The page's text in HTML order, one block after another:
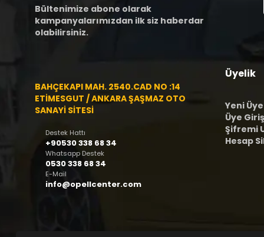
Bültenimize abone olarak
kampanyalarımızdan ilk siz haberdar
olabilirsiniz.
BAHÇEKAPI MAH. 2540.CAD NO :14
ETİMESGUT / ANKARA ŞAŞMAZ OTO
SANAYİ SİTESİ
Destek Hattı
+90530 338 68 34
Whatsapp Destek
0530 338 68 34
E-Mail
info@opellcenter.com
Üyelik
Yeni
Üye
Şifremi
Hesap